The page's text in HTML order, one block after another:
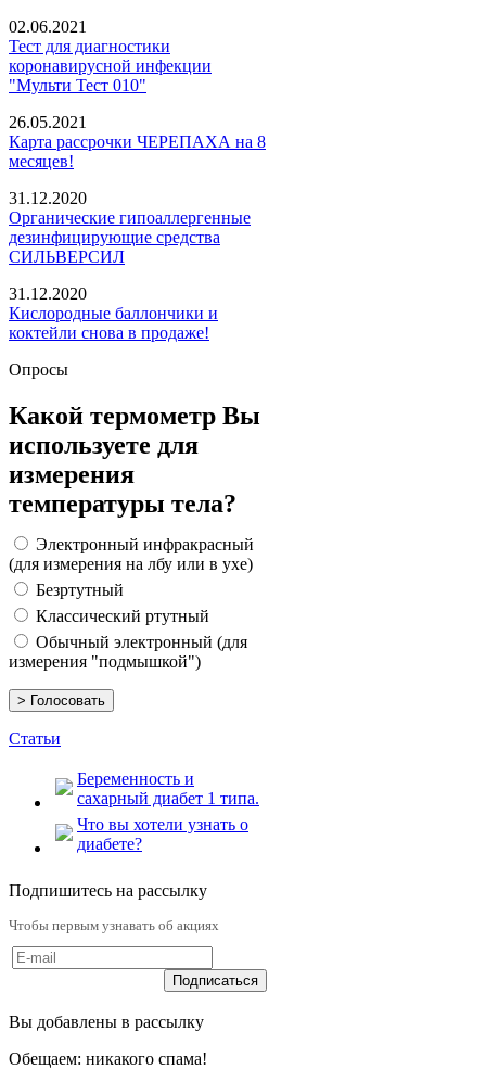
02.06.2021
Тест для диагностики
коронавирусной инфекции
"Мульти Тест 010"
26.05.2021
Карта рассрочки ЧЕРЕПАХА на 8
месяцев!
31.12.2020
Органические гипоаллергенные
дезинфицирующие средства
СИЛЬВЕРСИЛ
31.12.2020
Кислородные баллончики и
коктейли снова в продаже!
Опросы
Какой термометр Вы
используете для
измерения
температуры тела?
Электронный инфракрасный
(для измерения на лбу или в ухе)
Безртутный
Классический ртутный
Обычный электронный (для
измерения "подмышкой")
Статьи
Беременность и
сахарный диабет 1 типа.
Что вы хотели узнать о
диабете?
Подпишитесь на рассылку
Чтобы первым узнавать об акциях
Вы добавлены в рассылку
Обещаем: никакого спама!